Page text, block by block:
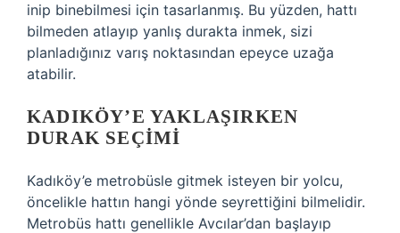
inip binebilmesi için tasarlanmış. Bu yüzden, hattı
bilmeden atlayıp yanlış durakta inmek, sizi
planladığınız varış noktasından epeyce uzağa
atabilir.
KADIKÖY’E YAKLAŞIRKEN
DURAK SEÇIMI
Kadıköy’e metrobüsle gitmek isteyen bir yolcu,
öncelikle hattın hangi yönde seyrettiğini bilmelidir.
Metrobüs hattı genellikle Avcılar’dan başlayıp